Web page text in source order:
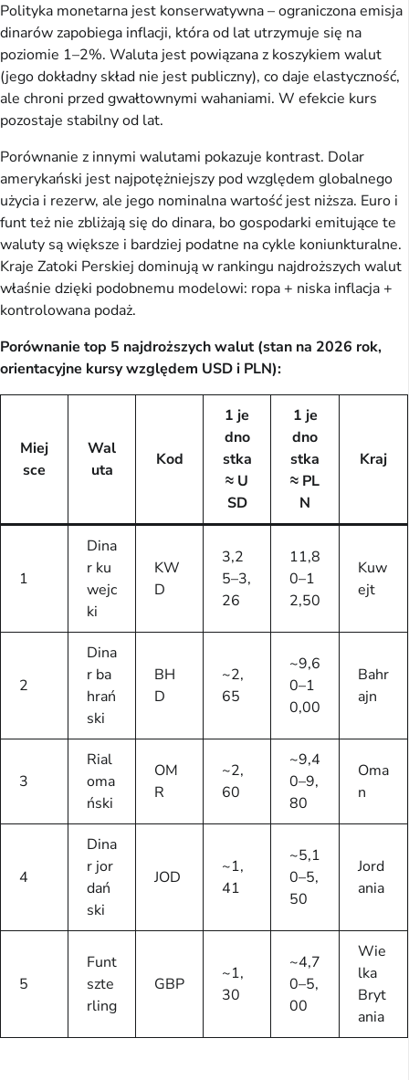
Polityka monetarna jest konserwatywna – ograniczona emisja
dinarów zapobiega inflacji, która od lat utrzymuje się na
poziomie 1–2%. Waluta jest powiązana z koszykiem walut
(jego dokładny skład nie jest publiczny), co daje elastyczność,
ale chroni przed gwałtownymi wahaniami. W efekcie kurs
pozostaje stabilny od lat.
Porównanie z innymi walutami pokazuje kontrast. Dolar
amerykański jest najpotężniejszy pod względem globalnego
użycia i rezerw, ale jego nominalna wartość jest niższa. Euro i
funt też nie zbliżają się do dinara, bo gospodarki emitujące te
waluty są większe i bardziej podatne na cykle koniunkturalne.
Kraje Zatoki Perskiej dominują w rankingu najdroższych walut
właśnie dzięki podobnemu modelowi: ropa + niska inflacja +
kontrolowana podaż.
Porównanie top 5 najdroższych walut (stan na 2026 rok,
orientacyjne kursy względem USD i PLN):
Miej
sce
Wal
uta
Kod
1 je
dno
stka
≈ U
SD
1 je
dno
stka
≈ PL
N
Kraj
1
Dina
r ku
wejc
ki
KW
D
3,2
5–3,
26
11,8
0–1
2,50
Kuw
ejt
2
Dina
r ba
hrań
ski
BH
D
~2,
65
~9,6
0–1
0,00
Bahr
ajn
3
Rial
oma
ński
OM
R
~2,
60
~9,4
0–9,
80
Oma
n
4
Dina
r jor
dań
ski
JOD
~1,
41
~5,1
0–5,
50
Jord
ania
5
Funt
szte
rling
GBP
~1,
30
~4,7
0–5,
00
Wie
lka
Bryt
ania